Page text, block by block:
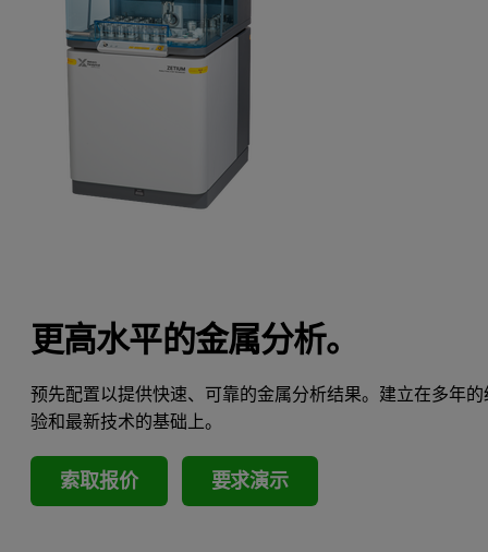
更高水平的金属分析。
预先配置以提供快速、可靠的金属分析结果。建立在多年的
验和最新技术的基础上。
索取报价 要求演示